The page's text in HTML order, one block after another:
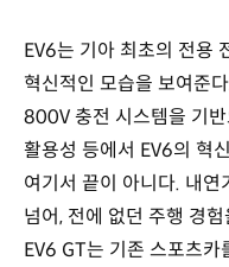
EV6는 기아 최초의 전용
혁신적인 모습을 보여준
800V 충전 시스템을 기
활용성 등에서 EV6의 혁
여기서 끝이 아니다. 내
넘어, 전에 없던 주행 경
EV6 GT는 기존 스포츠